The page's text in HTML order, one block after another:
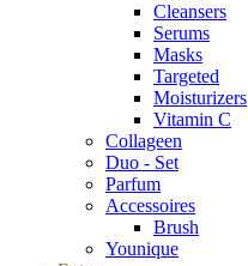
Cleansers
Serums
Masks
Targeted
Moisturizers
Vitamin C
Collageen
Duo - Set
Parfum
Accessoires
Brush
Younique